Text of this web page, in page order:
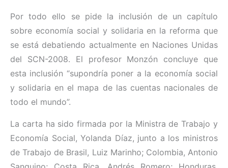
Por todo ello se pide la inclusión de un capítulo
sobre economía social y solidaria en la reforma que
se está debatiendo actualmente en Naciones Unidas
del SCN-2008. El profesor Monzón concluye que
esta inclusión “supondría poner a la economía social
y solidaria en el mapa de las cuentas nacionales de
todo el mundo”.
La carta ha sido firmada por la Ministra de Trabajo y
Economía Social, Yolanda Díaz, junto a los ministros
de Trabajo de Brasil, Luiz Marinho; Colombia, Antonio